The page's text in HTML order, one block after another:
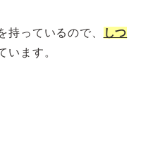
持っているので、
しつ
います。